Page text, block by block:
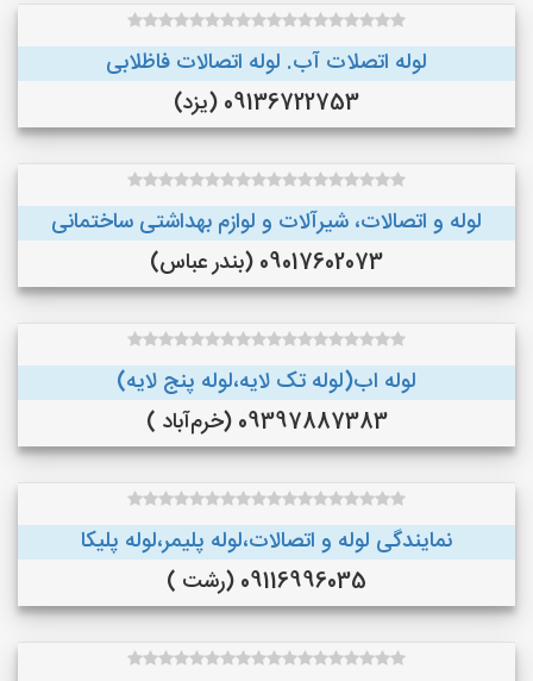
لوله اتصلات آب. لوله اتصالات فاظلابی
09136722753 (یزد)
لوله و اتصالات، شیرآلات و لوازم بهداشتی ساختمانی
09017602073 (بندر عباس)
لوله اب(لوله تک لایه،لوله پنج لایه)
09397887383 (خرم‌آباد )
نمایندگی لوله و اتصالات،لوله پلیمر،لوله پلیکا
09116996035 (رشت )